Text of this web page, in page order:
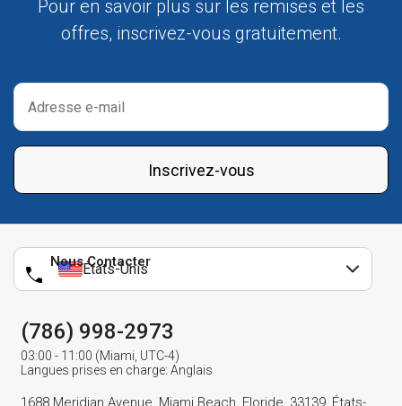
Pour en savoir plus sur les remises et les
offres, inscrivez-vous gratuitement.
Inscrivez-vous
Nous Contacter
États-Unis
(786) 998-2973
03:00 - 11:00 (Miami, UTC-4)
Langues prises en charge: Anglais
1688 Meridian Avenue, Miami Beach, Floride, 33139, États-